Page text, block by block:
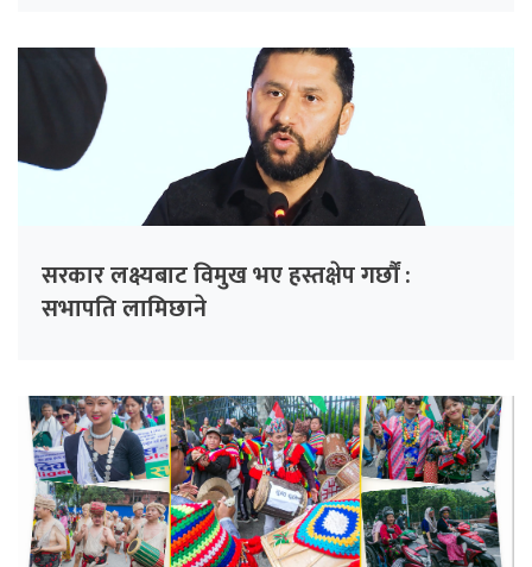
सरकार लक्ष्यबाट विमुख भए हस्तक्षेप गर्छौं :
सभापति लामिछाने